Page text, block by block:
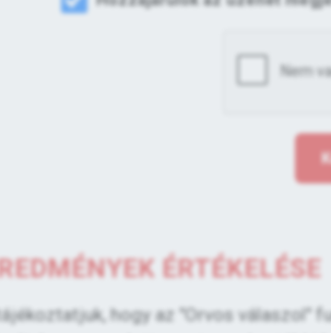
ÉRTÉKELÉSE
hogy az "Orvos válaszol"